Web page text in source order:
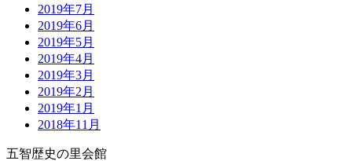
2019年7月
2019年6月
2019年5月
2019年4月
2019年3月
2019年2月
2019年1月
2018年11月
五智歴史の里会館